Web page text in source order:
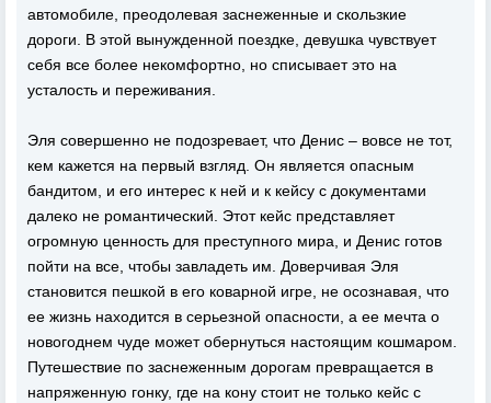
автомобиле, преодолевая заснеженные и скользкие
дороги. В этой вынужденной поездке, девушка чувствует
себя все более некомфортно, но списывает это на
усталость и переживания.
Эля совершенно не подозревает, что Денис – вовсе не тот,
кем кажется на первый взгляд. Он является опасным
бандитом, и его интерес к ней и к кейсу с документами
далеко не романтический. Этот кейс представляет
огромную ценность для преступного мира, и Денис готов
пойти на все, чтобы завладеть им. Доверчивая Эля
становится пешкой в его коварной игре, не осознавая, что
ее жизнь находится в серьезной опасности, а ее мечта о
новогоднем чуде может обернуться настоящим кошмаром.
Путешествие по заснеженным дорогам превращается в
напряженную гонку, где на кону стоит не только кейс с